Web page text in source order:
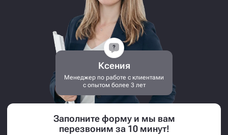
Ксения
Менеджер по работе с клиентами
с опытом более 3 лет
Заполните форму и мы вам
перезвоним за 10 минут!